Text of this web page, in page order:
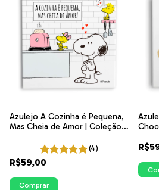
Azulejo A Cozinha é Pequena,
Mas Cheia de Amor | Coleção
(4)
R$59,00
Comprar